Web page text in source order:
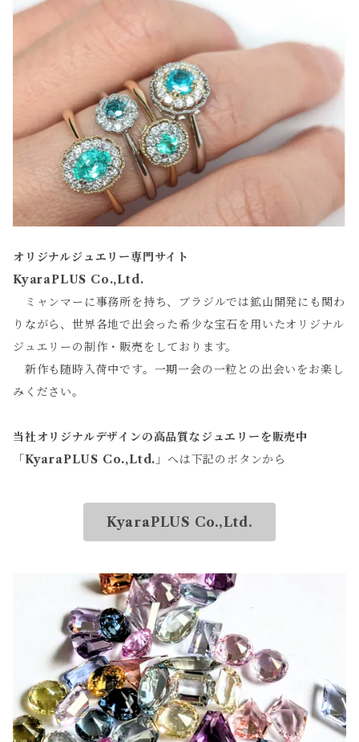
オリジナルジュエリー専門サイト
KyaraPLUS Co.,Ltd.
ミャンマーに事務所を持ち、ブラジルでは鉱山開発にも関わ
りながら、世界各地で出会った希少な宝石を用いたオリジナル
ジュエリーの制作・販売をしております。
新作も随時入荷中です。一期一会の一粒との出会いをお楽し
みください。
当社オリジナルデザインの高品質なジュエリーを販売中
「KyaraPLUS Co.,Ltd. 」へは下記のボタンから
KyaraPLUS Co.,Ltd.